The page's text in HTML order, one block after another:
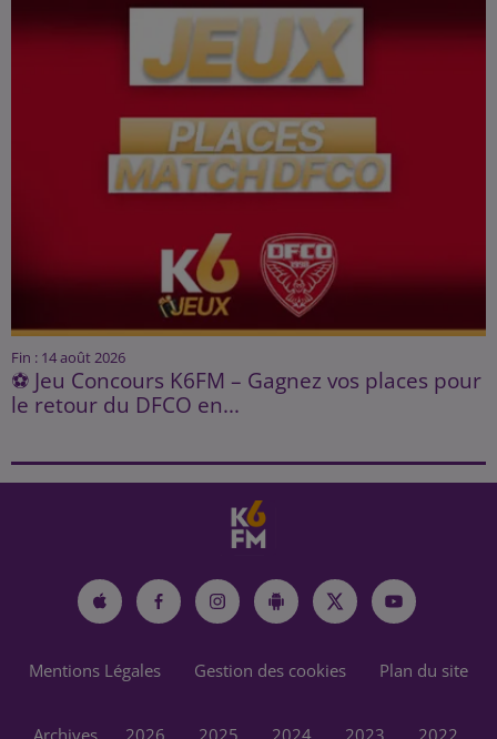
Fin : 14 août 2026
⚽ Jeu Concours K6FM – Gagnez vos places pour
le retour du DFCO en...
Mentions Légales Gestion des cookies Plan du site
Archives 2026 2025 2024 2023 2022